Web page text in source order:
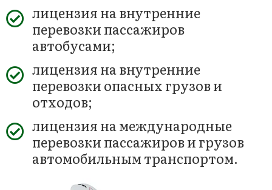
лицензия на внутренние
перевозки пассажиров
автобусами;
лицензия на внутренние
перевозки опасных грузов и
отходов;
лицензия на международные
перевозки пассажиров и грузов
автомобильным транспортом.